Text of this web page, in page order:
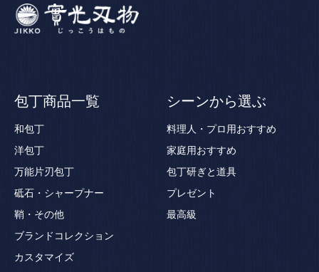
包丁商品一覧
和包丁
洋包丁
万能片刃包丁
砥石・シャープナー
鞘・その他
ブランドコレクション
カスタマイズ
シーンから選ぶ
料理人・プロ用おすすめ
家庭用おすすめ
包丁研ぎと道具
プレゼント
最高級